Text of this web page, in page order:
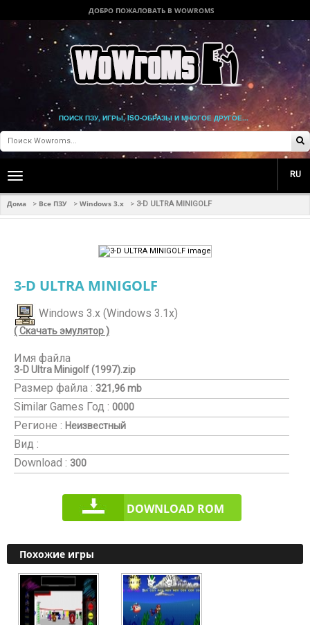
ДОБРО ПОЖАЛОВАТЬ В WOWROMS
ПОИСК ПЗУ, ИГРЫ, ISO-ОБРАЗЫ И МНОГОЕ ДРУГОЕ...
Toggle
navigation
RU
Дома > Все ПЗУ > Windows 3.x > 3-D ULTRA MINIGOLF
3-D ULTRA MINIGOLF
Windows 3.x (Windows 3.1x)
( Скачать эмулятор )
Имя файла
3-D Ultra Minigolf (1997).zip
Размер файла : 321,96 mb
Similar Games Год : 0000
Регионе : Неизвестный
Вид :
Download : 300
DOWNLOAD ROM
Похожие игры